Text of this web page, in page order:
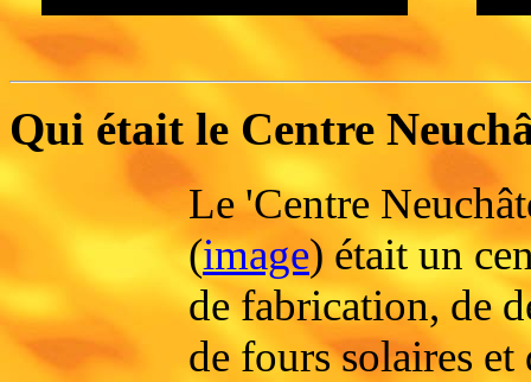
Qui était le Centre
Le 'Centre
(image) était un
de fabrication, de
de fours solaires